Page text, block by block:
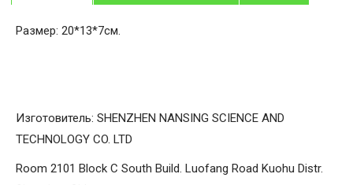
Размер: 20*13*7см.
Изготовитель: SHENZHEN NANSING SCIENCE AND
TECHNOLOGY CO. LTD
Room 2101 Block C South Build. Luofang Road Kuohu Distr.